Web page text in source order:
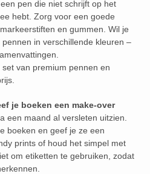
pen die niet schrijft op het
hebt. Zorg voor een goede
en gummen. Wil je
in verschillende kleuren –
set van premium pennen en
je boeken een make-over
een maand al versleten uitzien.
boeken en geef je ze een
prints of houd het simpel met
om etiketten te gebruiken, zodat